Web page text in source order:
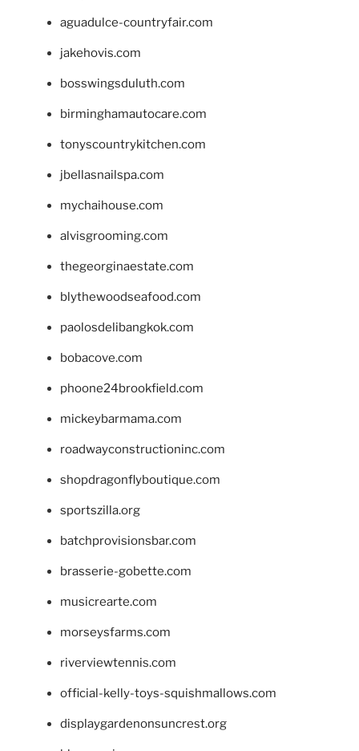
aguadulce-countryfair.com
jakehovis.com
bosswingsduluth.com
birminghamautocare.com
tonyscountrykitchen.com
jbellasnailspa.com
mychaihouse.com
alvisgrooming.com
thegeorginaestate.com
blythewoodseafood.com
paolosdelibangkok.com
bobacove.com
phoone24brookfield.com
mickeybarmama.com
roadwayconstructioninc.com
shopdragonflyboutique.com
sportszilla.org
batchprovisionsbar.com
brasserie-gobette.com
musicrearte.com
morseysfarms.com
riverviewtennis.com
official-kelly-toys-squishmallows.com
displaygardenonsuncrest.org